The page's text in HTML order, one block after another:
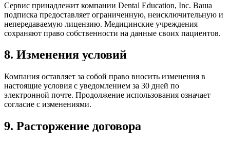
Сервис принадлежит компании Dental Education, Inc. Ваша
подписка предоставляет ограниченную, неисключительную и
непередаваемую лицензию. Медицинские учреждения
сохраняют право собственности на данные своих пациентов.
8. Изменения условий
Компания оставляет за собой право вносить изменения в
настоящие условия с уведомлением за 30 дней по
электронной почте. Продолжение использования означает
согласие с изменениями.
9. Расторжение договора